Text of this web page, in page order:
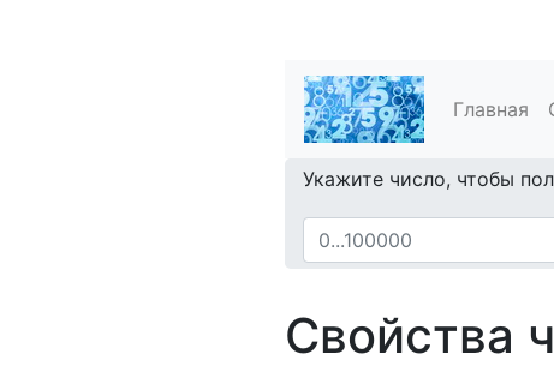
Главная
Укажите число, чтобы
Свойства